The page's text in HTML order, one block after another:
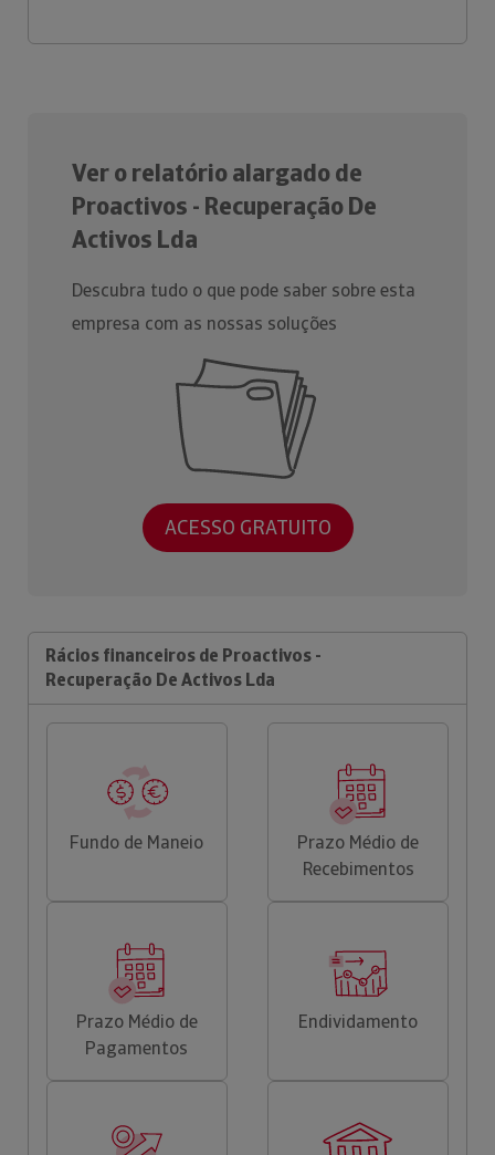
Ver o relatório alargado de
Proactivos - Recuperação De
Activos Lda
Descubra tudo o que pode saber sobre esta
empresa com as nossas soluções
ACESSO GRATUITO
Rácios financeiros de Proactivos -
Recuperação De Activos Lda
Fundo de Maneio
Prazo Médio de
Recebimentos
Prazo Médio de
Pagamentos
Endividamento